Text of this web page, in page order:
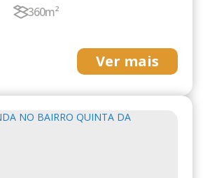
360m²
Ver mais